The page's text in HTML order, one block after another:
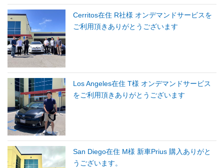
Cerritos在住 R社様 オンデマンドサービスを
ご利用頂きありがとうございます
Los Angeles在住 T様 オンデマンドサービス
をご利用頂きありがとうございます
San Diego在住 M様 新車Prius 購入ありがと
うございます。